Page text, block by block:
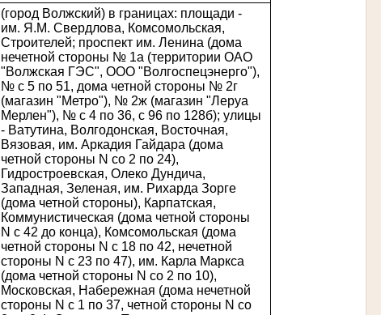
(город Волжский) в границах: площади -
им. Я.М. Свердлова, Комсомольская,
Строителей; проспект им. Ленина (дома
нечетной стороны № 1а (территории ОАО
"Волжская ГЭС", ООО "Волгоспецэнерго"),
№ с 5 по 51, дома четной стороны № 2г
(магазин "Метро"), № 2ж (магазин "Леруа
Мерлен"), № с 4 по 36, с 96 по 128б); улицы
- Ватутина, Волгодонская, Восточная,
Вязовая, им. Аркадия Гайдара (дома
четной стороны N со 2 по 24),
Гидростроевская, Олеко Дундича,
Западная, Зеленая, им. Рихарда Зорге
(дома четной стороны), Карпатская,
Коммунистическая (дома четной стороны
N с 42 до конца), Комсомольская (дома
четной стороны N с 18 по 42, нечетной
стороны N с 23 по 47), им. Карла Маркса
(дома четной стороны N со 2 по 10),
Московская, Набережная (дома нечетной
стороны N с 1 по 37, четной стороны N со